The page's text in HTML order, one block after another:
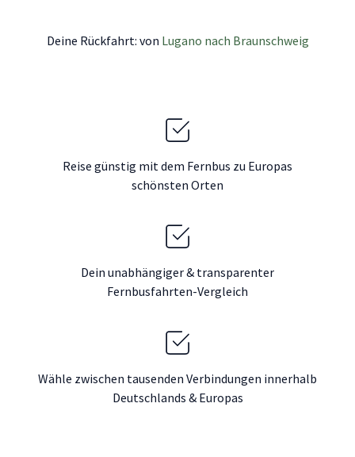
Deine Rückfahrt: von Lugano nach Braunschweig
Reise günstig mit dem Fernbus zu Europas
schönsten Orten
Dein unabhängiger & transparenter
Fernbusfahrten-Vergleich
Wähle zwischen tausenden Verbindungen innerhalb
Deutschlands & Europas